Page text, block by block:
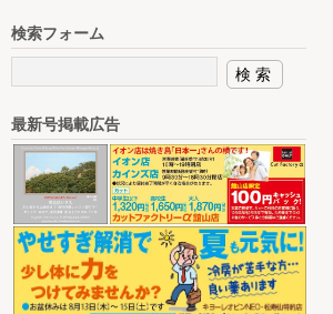
検索フォーム
最新号掲載広告